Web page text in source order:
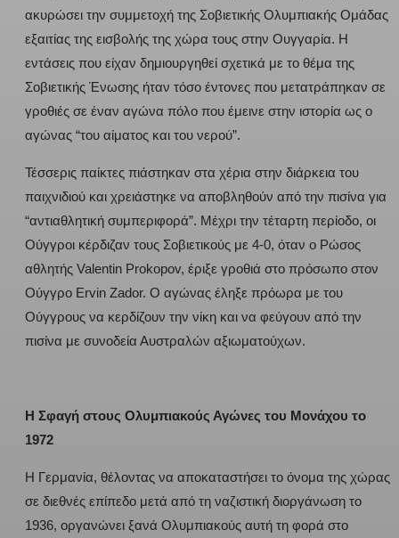
ακυρώσει την συμμετοχή της Σοβιετικής Ολυμπιακής Ομάδας
εξαιτίας της εισβολής της χώρα τους στην Ουγγαρία. Η
εντάσεις που είχαν δημιουργηθεί σχετικά με το θέμα της
Σοβιετικής Ένωσης ήταν τόσο έντονες που μετατράπηκαν σε
γροθιές σε έναν αγώνα πόλο που έμεινε στην ιστορία ως ο
αγώνας “του αίματος και του νερού”.
Τέσσερις παίκτες πιάστηκαν στα χέρια στην διάρκεια του
παιχνιδιού και χρειάστηκε να αποβληθούν από την πισίνα για
“αντιαθλητική συμπεριφορά”. Μέχρι την τέταρτη περίοδο, οι
Ούγγροι κέρδιζαν τους Σοβιετικούς με 4-0, όταν ο Ρώσος
αθλητής Valentin Prokopov, έριξε γροθιά στο πρόσωπο στον
Ούγγρο Ervin Zador. Ο αγώνας έληξε πρόωρα με του
Ούγγρους να κερδίζουν την νίκη και να φεύγουν από την
πισίνα με συνοδεία Αυστραλών αξιωματούχων.
Η Σφαγή στους Ολυμπιακούς Αγώνες του Μονάχου το
1972
Η Γερμανία, θέλοντας να αποκαταστήσει το όνομα της χώρας
σε διεθνές επίπεδο μετά από τη ναζιστική διοργάνωση το
1936, οργανώνει ξανά Ολυμπιακούς αυτή τη φορά στο